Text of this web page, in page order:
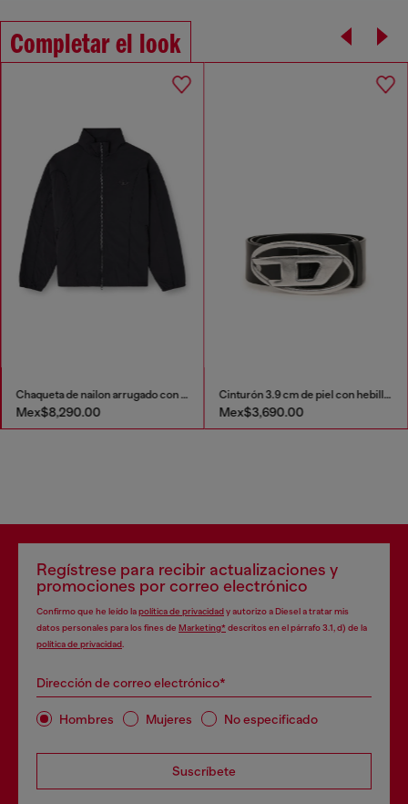
Completar el look
Chaqueta de nailon arrugado con ribetes
Mex$8,290.00
Cinturón 3.9 cm de piel con hebilla en D
Mex$3,690.00
Regístrese para recibir actualizaciones y
promociones por correo electrónico
Confirmo que he leído lapolítica de privacidady autorizo a Diesel a tratar mis
datos personales para los fines de Marketing*descritos en el párrafo 3.1, d) de la
política de privacidad
Dirección de correo electrónico*
Hombres Mujeres No especificado
Suscríbete